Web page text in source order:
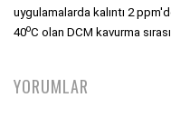
uygulamalarda kalıntı 2
40oC olan DCM kavurma
YORUMLAR